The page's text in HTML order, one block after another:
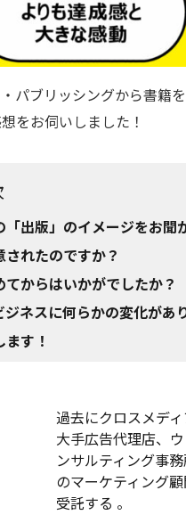
パブリッシングから書籍
をお伺いしました！
出版」のイメージをお聞
れたのですか？
からはいかがでしたか？
ネスに何らかの変化があ
す！
過去にクロスメデ
大手広告代理店、
ンサルティング事
のマーケティング
受託する 。